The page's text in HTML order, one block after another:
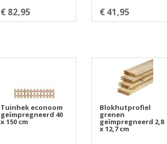
€ 82,95 € 41,95
Tuinhek econoom
geïmpregneerd 40
x 150 cm
Blokhutprofiel
grenen
geïmpregneerd 2,8
x 12,7 cm